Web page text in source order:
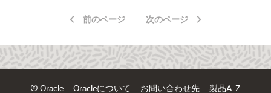
前のページ 次のページ
© Oracle Oracleについて お問い合わせ先 製品A-Z